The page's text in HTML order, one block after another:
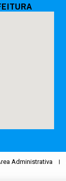
Administrativa